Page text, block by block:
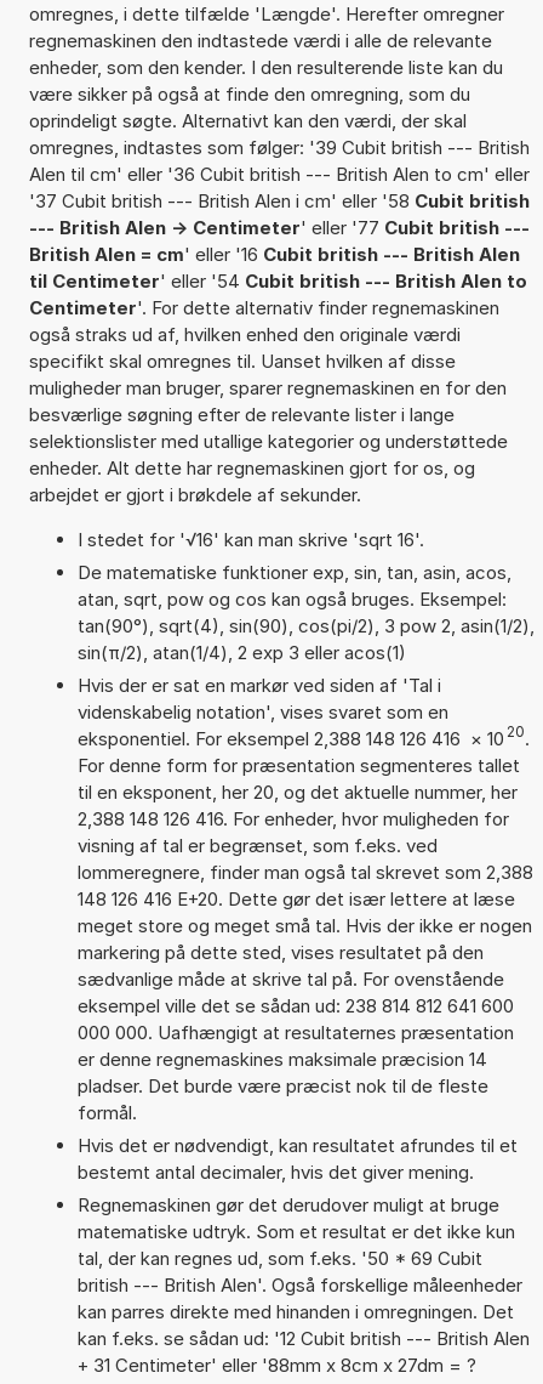
omregnes, i dette tilfælde 'Længde'. Herefter omregner
regnemaskinen den indtastede værdi i alle de relevante
enheder, som den kender. I den resulterende liste kan du
være sikker på også at finde den omregning, som du
oprindeligt søgte. Alternativt kan den værdi, der skal
omregnes, indtastes som følger: '39 Cubit british --- British
Alen til cm' eller '36 Cubit british --- British Alen to cm' eller
'37 Cubit british --- British Alen i cm' eller '58 Cubit british
--- British Alen -> Centimeter' eller '77 Cubit british ---
British Alen = cm' eller '16 Cubit british --- British Alen
til Centimeter' eller '54 Cubit british --- British Alen to
Centimeter'. For dette alternativ finder regnemaskinen
også straks ud af, hvilken enhed den originale værdi
specifikt skal omregnes til. Uanset hvilken af disse
muligheder man bruger, sparer regnemaskinen en for den
besværlige søgning efter de relevante lister i lange
selektionslister med utallige kategorier og understøttede
enheder. Alt dette har regnemaskinen gjort for os, og
arbejdet er gjort i brøkdele af sekunder.
I stedet for '√16' kan man skrive 'sqrt 16'.
De matematiske funktioner exp, sin, tan, asin, acos,
atan, sqrt, pow og cos kan også bruges. Eksempel:
tan(90°), sqrt(4), sin(90), cos(pi/2), 3 pow 2, asin(1/2),
sin(π/2), atan(1/4), 2 exp 3 eller acos(1)
Hvis der er sat en markør ved siden af 'Tal i
videnskabelig notation', vises svaret som en
eksponentiel. For eksempel 2,388 148 126 416 × 10 20.
For denne form for præsentation segmenteres tallet
til en eksponent, her 20, og det aktuelle nummer, her
2,388 148 126 416. For enheder, hvor muligheden for
visning af tal er begrænset, som f.eks. ved
lommeregnere, finder man også tal skrevet som 2,388
148 126 416 E+20. Dette gør det især lettere at læse
meget store og meget små tal. Hvis der ikke er nogen
markering på dette sted, vises resultatet på den
sædvanlige måde at skrive tal på. For ovenstående
eksempel ville det se sådan ud: 238 814 812 641 600
000 000. Uafhængigt at resultaternes præsentation
er denne regnemaskines maksimale præcision 14
pladser. Det burde være præcist nok til de fleste
formål.
Hvis det er nødvendigt, kan resultatet afrundes til et
bestemt antal decimaler, hvis det giver mening.
Regnemaskinen gør det derudover muligt at bruge
matematiske udtryk. Som et resultat er det ikke kun
tal, der kan regnes ud, som f.eks. '50 * 69 Cubit
british --- British Alen'. Også forskellige måleenheder
kan parres direkte med hinanden i omregningen. Det
kan f.eks. se sådan ud: '12 Cubit british --- British Alen
+ 31 Centimeter' eller '88mm x 8cm x 27dm = ?